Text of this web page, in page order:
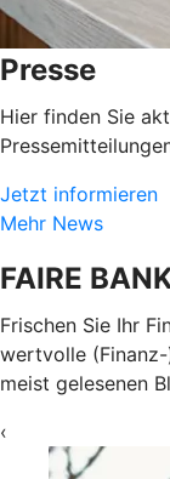
Presse
Hier finden Sie
Jetzt informieren
Mehr News
FAIRE
Frischen Sie Ihr
wertvolle
meist gelesenen
‹